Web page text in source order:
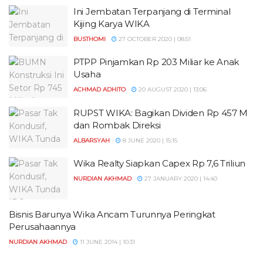
Ini Jembatan Terpanjang di Terminal
Kijing Karya WIKA
BUSTHOMI 27 OCTOBER 2020 | 08:51
PTPP Pinjamkan Rp 203 Miliar ke Anak
Usaha
ACHMAD ADHITO 20 AUGUST 2020 | 13:06
RUPST WIKA: Bagikan Dividen Rp 457 M
dan Rombak Direksi
ALBARSYAH 8 JUNE 2020 | 15:15
Wika Realty Siapkan Capex Rp 7,6 Triliun
NURDIAN AKHMAD 27 JANUARY 2020 | 14:40
Bisnis Barunya Wika Ancam Turunnya Peringkat
Perusahaannya
NURDIAN AKHMAD 11 JUNE 2014 | 10:31